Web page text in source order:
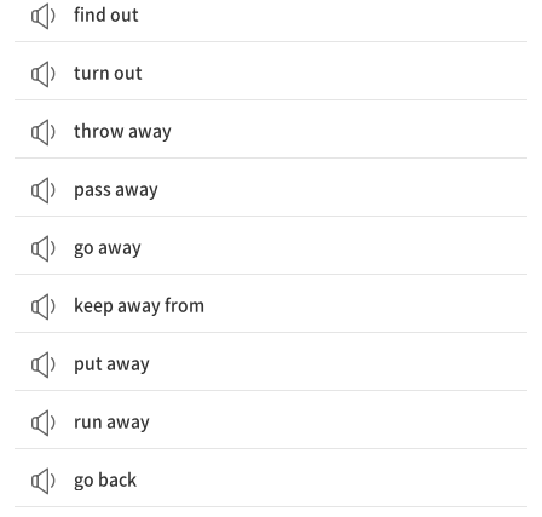
find out
turn out
throw away
pass away
go away
keep away from
put away
run away
go back